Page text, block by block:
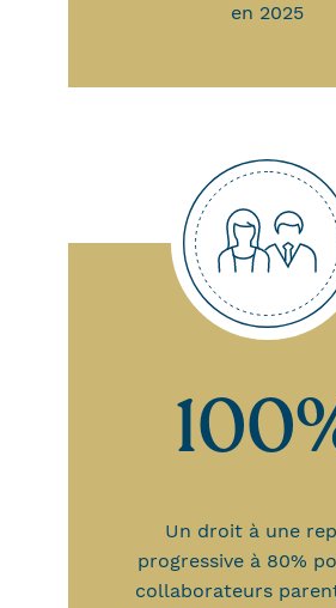
en 2025
Un droit à une
progressive à 80%
collaborateurs